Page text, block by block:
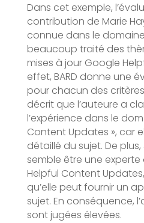
Dans cet exemple,
contribution de Marie
connue dans le
beaucoup traité des
mises à jour Google
effet, BARD donne une
pour chacun des critères
décrit que l’auteure a
l’expérience dans le
Content Updates », car
détaillé du sujet. De plus,
semble être une
Helpful Content
qu’elle peut fournir un
sujet. En conséquence,
sont jugées élevées.